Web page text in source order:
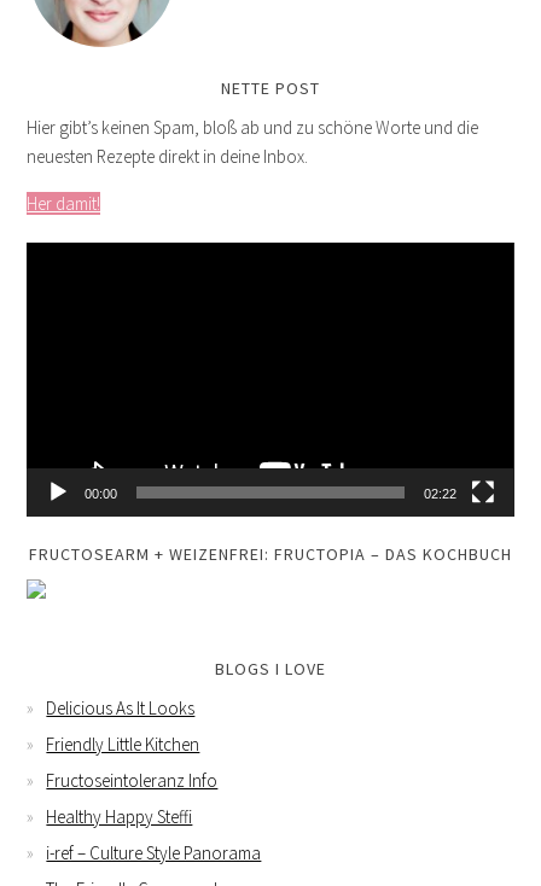
NETTE POST
Hier gibt’s keinen Spam, bloß ab und zu schöne Worte und die
neuesten Rezepte direkt in deine Inbox.
Her damit!
00:00 02:22
FRUCTOSEARM + WEIZENFREI: FRUCTOPIA – DAS KOCHBUCH
BLOGS I LOVE
Delicious As It Looks
Friendly Little Kitchen
Fructoseintoleranz Info
Healthy Happy Steffi
i-ref – Culture Style Panorama